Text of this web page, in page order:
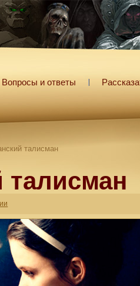
Вопросы и ответы
талисман
талисман